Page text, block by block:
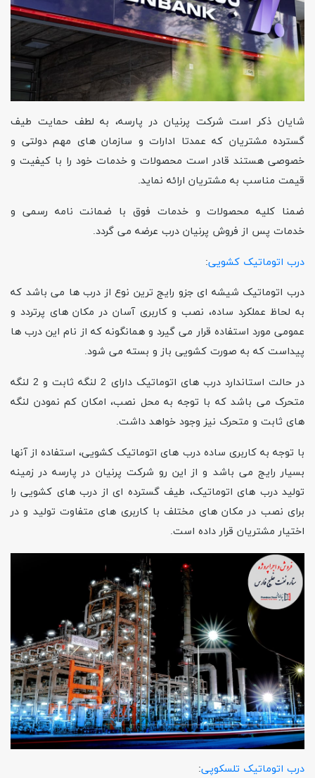
شایان ذکر است شرکت پرنیان در پارسه، به لطف حمایت طیف
گسترده مشتریان که عمدتا ادارات و سازمان های مهم دولتی و
خصوصی هستند قادر است محصولات و خدمات خود را با کیفیت و
قیمت مناسب به مشتریان ارائه نماید.
ضمنا کلیه محصولات و خدمات فوق با ضمانت نامه رسمی و
خدمات پس از فروش پرنیان درب عرضه می گردد.
درب اتوماتیک کشویی:
درب اتوماتیک شیشه ای جزو رایج ترین نوع از درب ها می باشد که
به لحاظ عملکرد ساده، نصب و کاربری آسان در مکان های پرتردد و
عمومی مورد استفاده قرار می گیرد و همانگونه که از نام این درب ها
پیداست که به صورت کشویی باز و بسته می شود.
در حالت استاندارد درب های اتوماتیک دارای 2 لنگه ثابت و 2 لنگه
متحرک می باشد که با توجه به محل نصب، امکان کم نمودن لنگه
های ثابت و متحرک نیز وجود خواهد داشت.
با توجه به کاربری ساده درب های اتوماتیک کشویی، استفاده از آنها
بسیار رایج می باشد و از این رو شرکت پرنیان در پارسه در زمینه
تولید درب های اتوماتیک، طیف گسترده ای از درب های کشویی را
برای نصب در مکان های مختلف با کاربری های متفاوت تولید و در
اختیار مشتریان قرار داده است.
درب اتوماتیک تلسکوپی: